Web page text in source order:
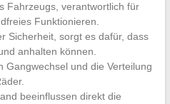
Fahrzeugs, verantwortlich für
Funktionieren.
Sicherheit, sorgt es dafür, dass
anhalten können.
Gangwechsel und die Verteilung
beeinflussen direkt die